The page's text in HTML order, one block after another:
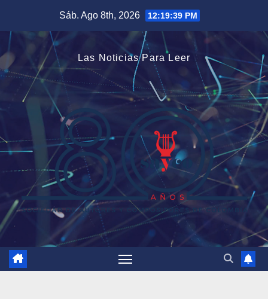
contenido
Sáb. Ago 8th, 2026 12:19:40 PM
Las Noticias Para Leer